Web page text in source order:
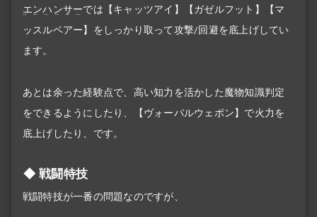
エンハンサーでは【キャッツアイ】【ガゼルフット】【マ
ッスルベアー】をしっかり取って攻撃/回避を底上げしてい
ます。
あとは余った経験点で、高い知力を活かした魔物知識判定
をできるようにしたり、【ヴォーパルウェポン】で火力を
底上げしたり、です。
戦闘特技
戦闘特技が一番の問題なのですが、